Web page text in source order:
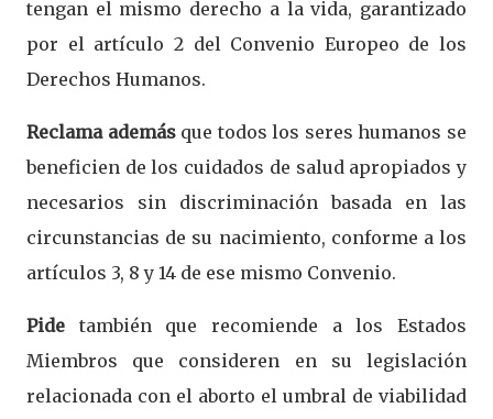
tengan el mismo derecho a la vida, garantizado
por el artículo 2 del Convenio Europeo de los
Derechos Humanos.
Reclama ademásque todos los seres humanos se
beneficien de los cuidados de salud apropiados y
necesarios sin discriminación basada en las
circunstancias de su nacimiento, conforme a los
artículos 3, 8 y 14 de ese mismo Convenio.
Pide también que recomiende a los Estados
Miembros que consideren en su legislación
relacionada con el aborto el umbral de viabilidad